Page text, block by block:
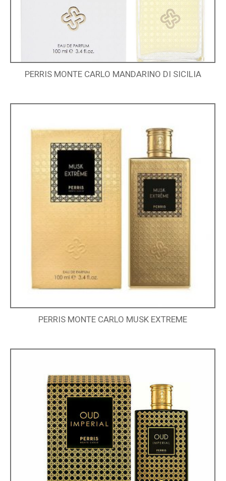
PERRIS MONTE CARLO MANDARINO DI SICILIA
PERRIS MONTE CARLO MUSK EXTREME